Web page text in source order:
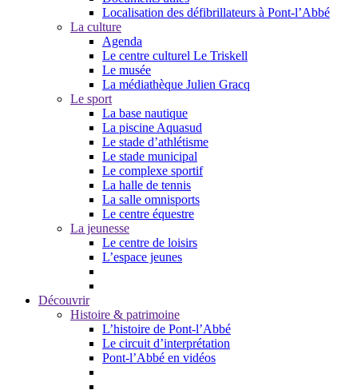
Localisation des défibrillateurs à Pont-l’Abbé
La culture
Agenda
Le centre culturel Le Triskell
Le musée
La médiathèque Julien Gracq
Le sport
La base nautique
La piscine Aquasud
Le stade d’athlétisme
Le stade municipal
Le complexe sportif
La halle de tennis
La salle omnisports
Le centre équestre
La jeunesse
Le centre de loisirs
L’espace jeunes
Découvrir
Histoire & patrimoine
L’histoire de Pont-l’Abbé
Le circuit d’interprétation
Pont-l’Abbé en vidéos